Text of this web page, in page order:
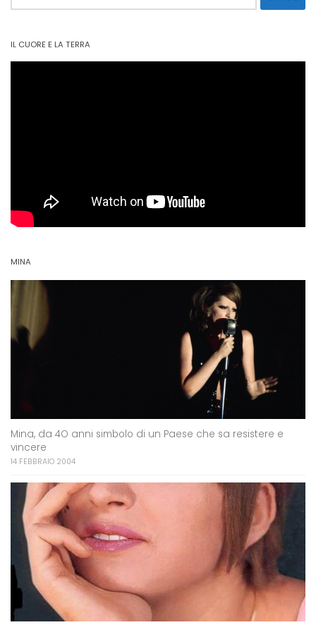
per:
IL CUORE E LA TERRA
MINA
Mina, da 4O anni simbolo di un Paese che sa resistere e
vincere
14 FEBBRAIO 2004